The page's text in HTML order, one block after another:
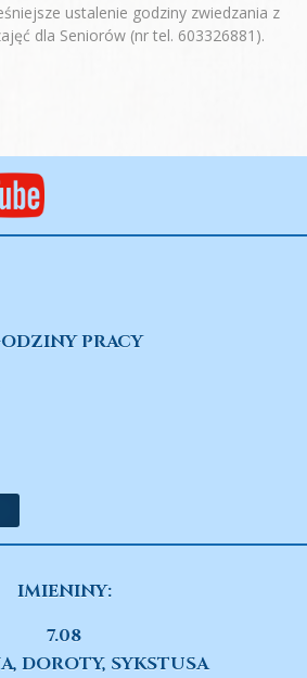
PRACY
IMIENINY:
7.08
DOROTY, SYKSTUSA
ustalenie godziny zwiedzania z
dla Seniorów (nr tel. 603326881).